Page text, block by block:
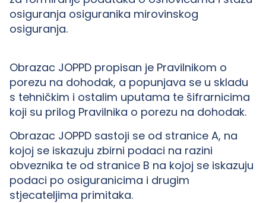
osiguranja osiguranika mirovinskog
osiguranja.
Obrazac JOPPD propisan je Pravilnikom o
porezu na dohodak, a popunjava se u skladu
s tehničkim i ostalim uputama te šifrarnicima
koji su prilog Pravilnika o porezu na dohodak.
Obrazac JOPPD sastoji se od stranice A, na
kojoj se iskazuju zbirni podaci na razini
obveznika te od stranice B na kojoj se iskazuju
podaci po osiguranicima i drugim
stjecateljima primitaka.